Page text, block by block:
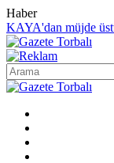
Haber
KAYA'dan müjde